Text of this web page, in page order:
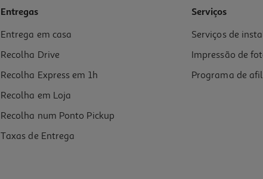
Entregas
Entrega em casa
Recolha Drive
Recolha Express em 1h
Recolha em Loja
Recolha num Ponto Pickup
Taxas de Entrega
Serviços
Serviços de
Impressão de
Programa de